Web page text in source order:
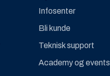
Infosenter
Bli kunde
Teknisk support
Academy og events